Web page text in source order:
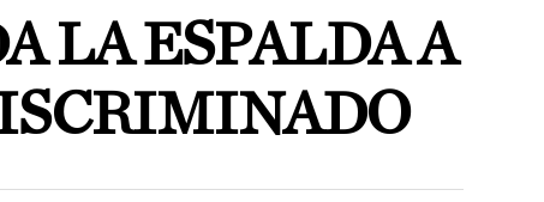
LA ESPALDA A